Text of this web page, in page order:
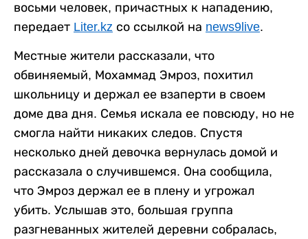
восьми человек, причастных к нападению,
передает Liter.kz со ссылкой на news9live.
Местные жители рассказали, что
обвиняемый, Мохаммад Эмроз, похитил
школьницу и держал ее взаперти в своем
доме два дня. Семья искала ее повсюду, но не
смогла найти никаких следов. Спустя
несколько дней девочка вернулась домой и
рассказала о случившемся. Она сообщила,
что Эмроз держал ее в плену и угрожал
убить. Услышав это, большая группа
разгневанных жителей деревни собралась,